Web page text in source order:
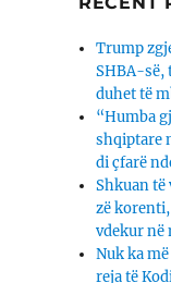
Trump
SHBA-së,
duhet të
“Humba
shqiptare
di çfarë
Shkuan
zë
vdekur në
Nuk ka
reja të